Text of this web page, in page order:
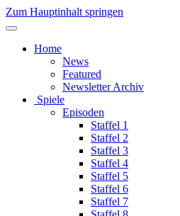
Zum Hauptinhalt springen
Home
News
Featured
Newsletter Archiv
Spiele
Episoden
Staffel 1
Staffel 2
Staffel 3
Staffel 4
Staffel 5
Staffel 6
Staffel 7